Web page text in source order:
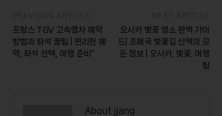
프랑스 TGV 고속열차 예약
방법과 좌석 꿀팁 | 편리한 예
약, 좌석 선택, 여행 준비”
오사카 벚꽃 명소 완벽 가이
드| 조폐국 벚꽃길 산책의 모
든 정보 | 오사카, 벚꽃, 여행
팁
About jjang